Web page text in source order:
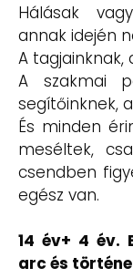
Hálásak
annak idején
A tagjainknak,
A szakmai
segítőinknek,
És minden
meséltek,
csendben
egész van.
14 év+ 4 év.
arc és